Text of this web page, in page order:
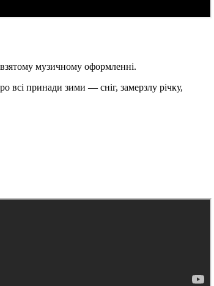
музичному оформленні.
принади зими — сніг, замерзлу річку,